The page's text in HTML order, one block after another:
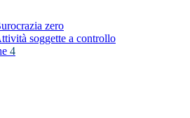
zero
soggette a controllo
4